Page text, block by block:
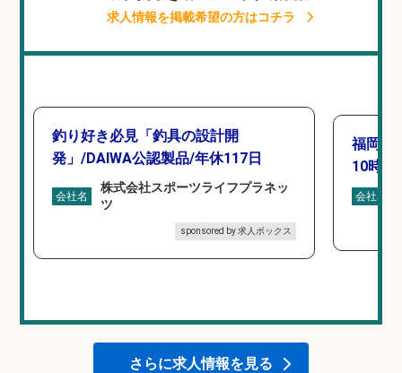
求人情報を掲載希望の方はコチラ
釣り好き必見「釣具の設計開
発」/DAIWA公認製品/年休117日
会社名
株式会社スポーツライフプラネッ
ツ
sponsored by 求人ボックス
福岡「
10時間
会社名
さらに求人情報を見る